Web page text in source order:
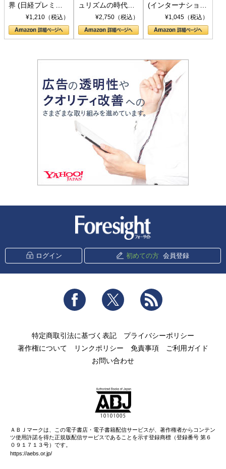
界 (日経プレミア
シリーズ)¥1,210（税込）
ュリズムの時代：
〈ヤヌス〉の二つ
の顔
¥2,750（税込）
(インターナショナ
ル新書)¥1,045（税込）
ログイン 初めての方 会員登録
Facebook Twitter
特定商取引法に基づく表記
プライバシーポリシー
著作権について
リンクポリシー 免責事項
ご利用ガイド
お問い合わせ
ＡＢＪマークは、この電子書店・電子書籍配信サービスが、著作権者からコンテン
ツ使用許諾を得た正規版配信サービスであることを示す登録商標（登録番号 第６
０９１７１３号）です。
https://aebs.or.jp/